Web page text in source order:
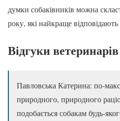
думки собаківників можна
року, які найкраще
Відгуки ветеринарів
Павловська Катерина: по-
природного, природного
подобається собакам будь-